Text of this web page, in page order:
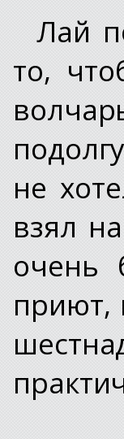
Лай
то,
не
взял
очень
приют,